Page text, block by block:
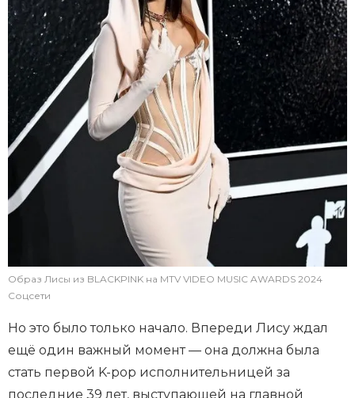
Образ Лисы из BLACKPINK на MTV VIDEO MUSIC AWARDS 2024
Соцсети
Но это было только начало. Впереди Лису ждал
ещё один важный момент — она должна была
стать первой K-pop исполнительницей за
последние 39 лет, выступающей на главной